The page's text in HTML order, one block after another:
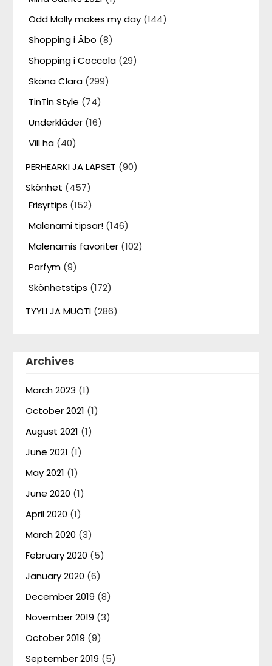
Odd Molly makes my day (144)
Shopping i Åbo (8)
Shopping i Coccola (29)
Sköna Clara (299)
TinTin Style (74)
Underkläder (16)
Vill ha (40)
PERHEARKI JA LAPSET (90)
Skönhet (457)
Frisyrtips (152)
Malenami tipsar! (146)
Malenamis favoriter (102)
Parfym (9)
Skönhetstips (172)
TYYLI JA MUOTI (286)
Archives
March 2023 (1)
October 2021 (1)
August 2021 (1)
June 2021 (1)
May 2021 (1)
June 2020 (1)
April 2020 (1)
March 2020 (3)
February 2020 (5)
January 2020 (6)
December 2019 (8)
November 2019 (3)
October 2019 (9)
September 2019 (5)